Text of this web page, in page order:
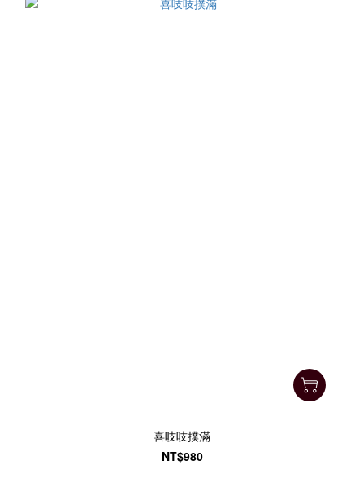
喜吱吱撲滿
NT$980